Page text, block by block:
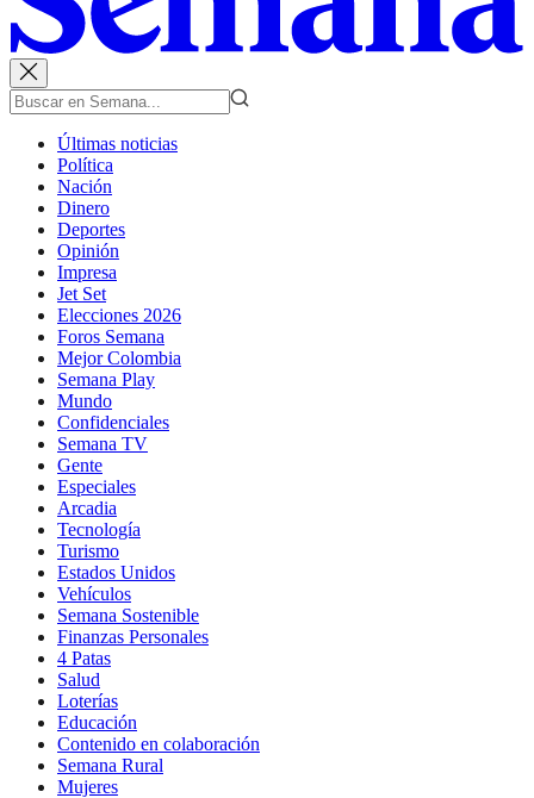
Últimas noticias
Política
Nación
Dinero
Deportes
Opinión
Impresa
Jet Set
Elecciones 2026
Foros Semana
Mejor Colombia
Semana Play
Mundo
Confidenciales
Semana TV
Gente
Especiales
Arcadia
Tecnología
Turismo
Estados Unidos
Vehículos
Semana Sostenible
Finanzas Personales
4 Patas
Salud
Loterías
Educación
Contenido en colaboración
Semana Rural
Mujeres